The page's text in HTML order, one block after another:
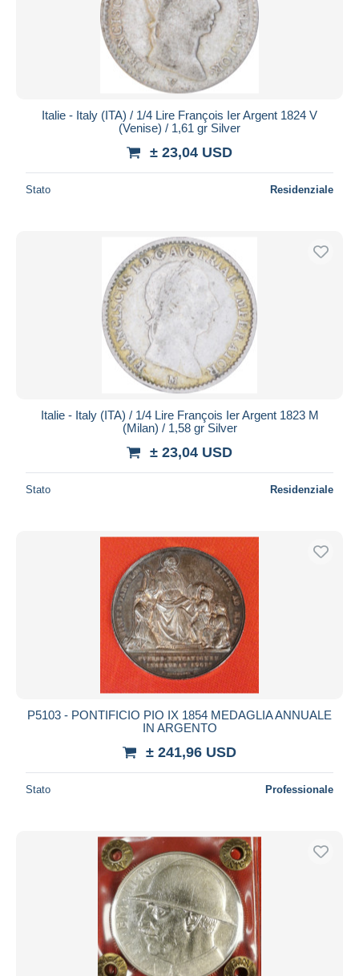
Italie - Italy (ITA) / 1/4 Lire François Ier Argent 1824 V
(Venise) / 1,61 gr Silver
± 23,04 USD
Stato Residenziale
Italie - Italy (ITA) / 1/4 Lire François Ier Argent 1823 M
(Milan) / 1,58 gr Silver
± 23,04 USD
Stato Residenziale
P5103 - PONTIFICIO PIO IX 1854 MEDAGLIA ANNUALE
IN ARGENTO
± 241,96 USD
Stato Professionale